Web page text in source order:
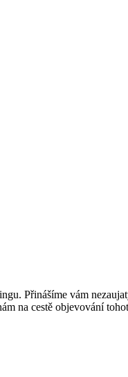
Přinášíme vám
na cestě objevování